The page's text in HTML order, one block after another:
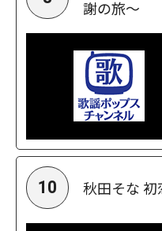
謝の旅～
10 秋田そな 初